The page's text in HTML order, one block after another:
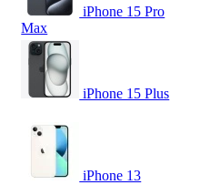
iPhone 15 Pro
Max
iPhone 15 Plus
iPhone 13